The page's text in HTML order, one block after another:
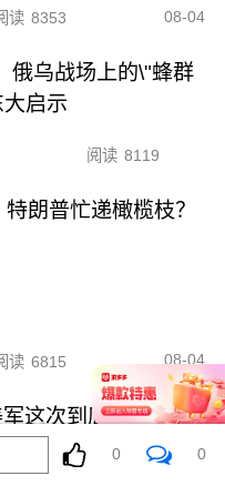
读 8353 08-04
俄乌战场上的\"蜂群
启示
阅读 8119
朗普忙递橄榄枝？
读 6815 08-04
这次到底输在哪
0 0